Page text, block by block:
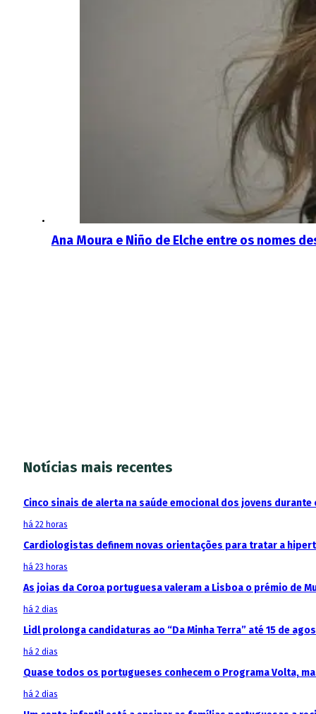
Ana Moura e Niño de Elche entre os nomes
Notícias mais recentes
Cinco sinais de alerta na saúde emocional dos jovens durante
há 22 horas
Cardiologistas definem novas orientações para tratar a
há 23 horas
As joias da Coroa portuguesa valeram a Lisboa o prémio de
há 2 dias
Lidl prolonga candidaturas ao “Da Minha Terra” até 15 de
há 2 dias
Quase todos os portugueses conhecem o Programa Volta,
há 2 dias